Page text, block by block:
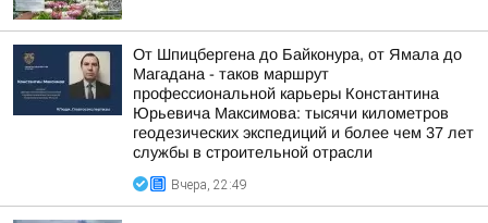
От Шпицбергена до Байконура, от Ямала до
Магадана - таков маршрут
профессиональной карьеры Константина
Юрьевича Максимова: тысячи километров
геодезических экспедиций и более чем 37 лет
службы в строительной отрасли
Вчера, 22:49